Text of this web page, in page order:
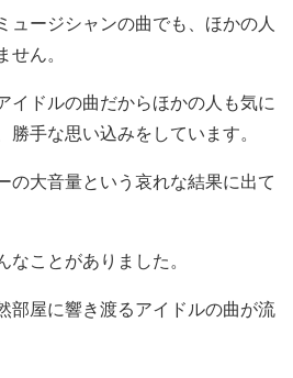
ュージシャンの曲でも、ほかの人
せん。
イドルの曲だからほかの人も気に
勝手な思い込みをしています。
の大音量という哀れな結果に出て
なことがありました。
部屋に響き渡るアイドルの曲が流